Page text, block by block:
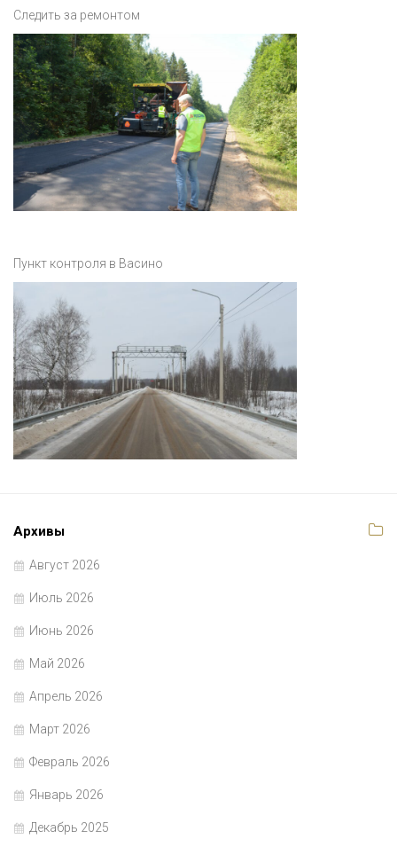
Следить за ремонтом
Пункт контроля в Васино
Архивы
Август 2026
Июль 2026
Июнь 2026
Май 2026
Апрель 2026
Март 2026
Февраль 2026
Январь 2026
Декабрь 2025